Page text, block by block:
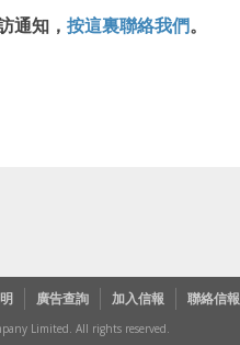
通知， 按這裏聯絡我們。
廣告查詢 加入信報 聯絡信報
Limited. All rights reserved.